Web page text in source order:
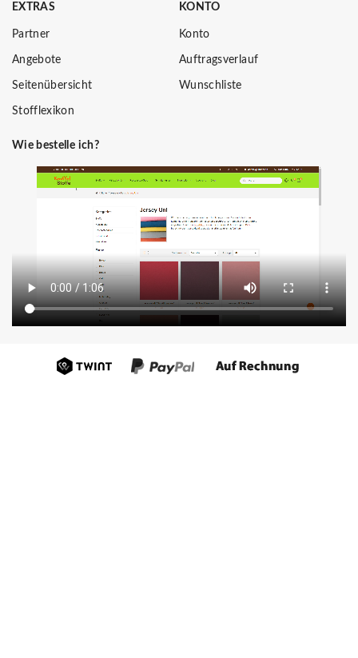
EXTRAS
Partner
Angebote
Seitenübersicht
Stofflexikon
KONTO
Konto
Auftragsverlauf
Wunschliste
Wie bestelle ich?